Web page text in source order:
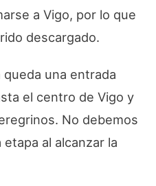
a Vigo, por lo que
descargado.
queda una entrada
el centro de Vigo y
No debemos
al alcanzar la